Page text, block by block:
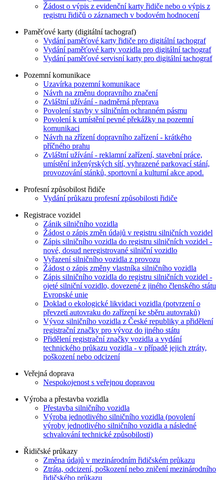
Žádost o výpis z evidenční karty řidiče nebo o výpis z
registru řidičů o záznamech v bodovém hodnocení
Paměťové karty (digitální tachograf)
Vydání paměťové karty řidiče pro digitální tachograf
Vydání paměťové karty vozidla pro digitální tachograf
Vydání paměťové servisní karty pro digitální tachograf
Pozemní komunikace
Uzavírka pozemní komunikace
Návrh na změnu dopravního značení
Zvláštní užívání - nadměrná přeprava
Povolení stavby v silničním ochranném pásmu
Povolení k umístění pevné překážky na pozemní
komunikaci
Návrh na zřízení dopravního zařízení - krátkého
příčného prahu
Zvláštní užívání - reklamní zařízení, stavební práce,
umístění inženýrských sítí, vyhrazené parkovací stání,
provozování stánků, sportovní a kulturní akce apod.
Profesní způsobilost řidiče
Vydání průkazu profesní způsobilosti řidiče
Registrace vozidel
Zánik silničního vozidla
Žádost o zápis změn údajů v registru silničních vozidel
Zápis silničního vozidla do registru silničních vozidel -
nové, dosud neregistrované silniční vozidlo
Vyřazení silničního vozidla z provozu
Žádost o zápis změny vlastníka silničního vozidla
Zápis silničního vozidla do registru silničních vozidel -
ojeté silniční vozidlo, dovezené z jiného členského státu
Evropské unie
Doklad o ekologické likvidaci vozidla (potvrzení o
převzetí autovraku do zařízení ke sběru autovraků)
Vývoz silničního vozidla z České republiky a přidělení
registrační značky pro vývoz do jiného státu
Přidělení registrační značky vozidla a vydání
technického průkazu vozidla - v případě jejich ztráty,
poškození nebo odcizení
Veřejná doprava
Nespokojenost s veřejnou dopravou
Výroba a přestavba vozidla
Přestavba silničního vozidla
Výroba jednotlivého silničního vozidla (povolení
výroby jednotlivého silničního vozidla a následné
schvalování technické způsobilosti)
Řidičské průkazy
Změna údajů v mezinárodním řidičském průkazu
Ztráta, odcizení, poškození nebo zničení mezinárodního
řidičského průkazu